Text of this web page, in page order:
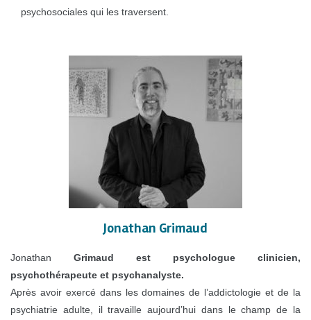
psychosociales qui les traversent.
Jonathan Grimaud
Jonathan Grimaud est psychologue clinicien,
psychothérapeute et psychanalyste.
Après avoir exercé dans les domaines de l’addictologie et de la
psychiatrie adulte, il travaille aujourd’hui dans le champ de la